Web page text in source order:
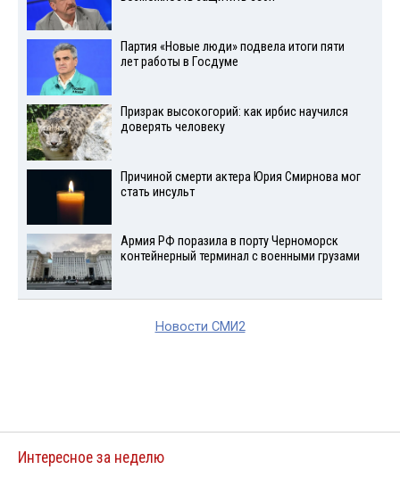
Партия «Новые люди» подвела итоги пяти
лет работы в Госдуме
Призрак высокогорий: как ирбис научился
доверять человеку
Причиной смерти актера Юрия Смирнова мог
стать инсульт
Армия РФ поразила в порту Черноморск
контейнерный терминал с военными грузами
Новости СМИ2
Интересное за неделю